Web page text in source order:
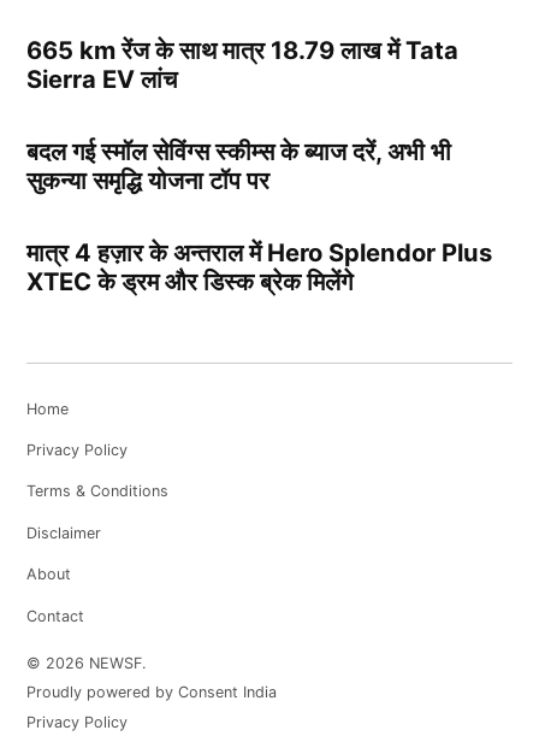
665 km रेंज के साथ मात्र 18.79 लाख में Tata
Sierra EV लांच
बदल गई स्मॉल सेविंग्स स्कीम्स के ब्याज दरें, अभी भी
सुकन्या समृद्धि योजना टॉप पर
मात्र 4 हज़ार के अन्तराल में Hero Splendor Plus
XTEC के ड्रम और डिस्क ब्रेक मिलेंगे
Home
Privacy Policy
Terms & Conditions
Disclaimer
About
Contact
© 2026 NEWSF.
Proudly powered by Consent India
Privacy Policy